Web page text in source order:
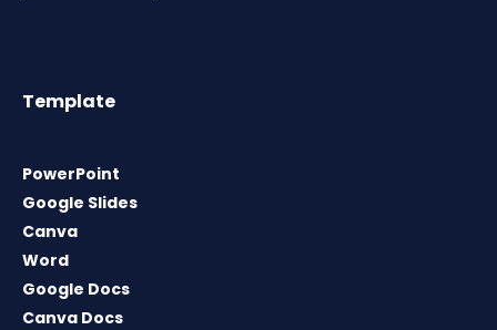
Template
PowerPoint
Google Slides
Canva
Word
Google Docs
Canva Docs